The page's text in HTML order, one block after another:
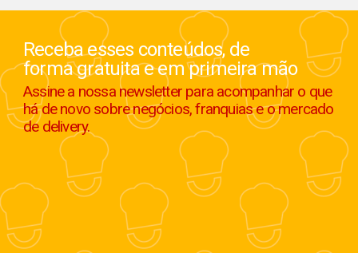
Receba esses conteúdos, de
forma gratuita e em primeira mão
Assine a nossa newsletter para acompanhar o que
há de novo sobre negócios, franquias e o mercado
de delivery.